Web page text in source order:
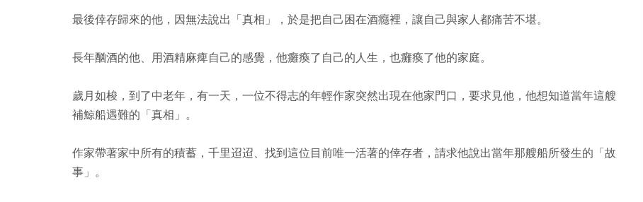
最後倖存歸來的他，因無法說出「真相」，於是把自己困在酒癮裡，讓自己與家人都痛苦不堪。
長年酗酒的他、用酒精麻痺自己的感覺，他癱瘓了自己的人生，也癱瘓了他的家庭。
歲月如梭，到了中老年，有一天，一位不得志的年輕作家突然出現在他家門口，要求見他，他想知道當年這艘
補鯨船遇難的「真相」。
作家帶著家中所有的積蓄，千里迢迢、找到這位目前唯一活著的倖存者，請求他說出當年那艘船所發生的「故
事」。